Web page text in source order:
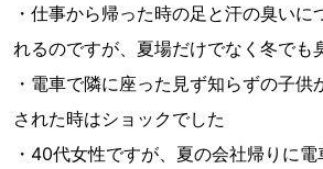
・仕事から帰った時の足と汗の臭いに
れるのですが、夏場だけでなく冬でも
・電車で隣に座った見ず知らずの子供
された時はショックでした
・40代女性ですが、夏の会社帰りに